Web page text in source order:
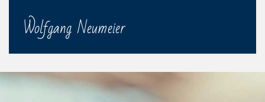
Wolfgang Neumeier